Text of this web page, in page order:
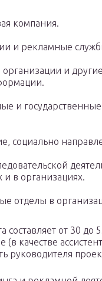
компания.
и рекламные
организации и
и
социально
и в организациях.
отделы в
составляет от 30
(в качестве
руководителя